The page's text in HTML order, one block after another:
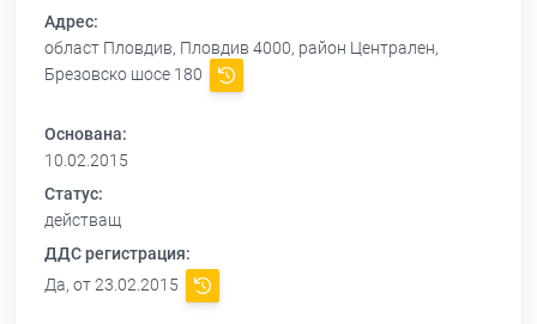
Адрес:
област Пловдив, Пловдив 4000, район Централен,
Брезовско шосе 180
Основана:
10.02.2015
Статус:
действащ
ДДС регистрация:
Да, от 23.02.2015